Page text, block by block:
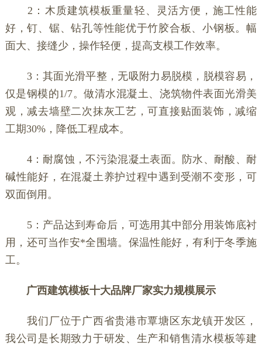
2：木质建筑模板重量轻、灵活方便，施工性能
好，钉、锯、钻孔等性能优于竹胶合板、小钢板。幅
面大、接缝少，操作轻便，提高支模工作效率。
3：其面光滑平整，无吸附力易脱模，脱模容易，
仅是钢模的1/7。做清水混凝土、浇筑物件表面光滑美
观，减去墙壁二次抹灰工艺，可直接贴面装饰，减缩
工期30%，降低工程成本。
4：耐腐蚀，不污染混凝土表面。防水、耐酸、耐
碱性能好，在混凝土养护过程中遇到受潮不变形，可
双面倒用。
5：产品达到寿命后，可选用其中部分用装饰底衬
用，还可当作安*全围墙。保温性能好，有利于冬季施
工。
广西建筑模板十大品牌厂家实力规模展示
我们厂位于广西省贵港市覃塘区东龙镇开发区，
我公司是长期致力于研发、生产和销售清水模板等建